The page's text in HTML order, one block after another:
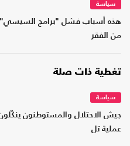
سياسة
هذه أسباب فشل "برامج السيسي"
من الفقر
تغطية ذات صلة
سياسة
جيش الاحتلال والمستوطنون
عملية تل